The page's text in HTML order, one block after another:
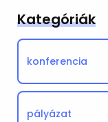
Kategóriák
konferencia
pályázat